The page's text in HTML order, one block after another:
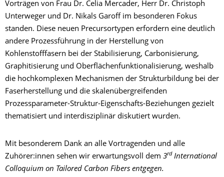
Vorträgen von Frau Dr. Celia Mercader, Herr Dr. Christoph
Unterweger und Dr. Nikals Garoff im besonderen Fokus
standen. Diese neuen Precursortypen erfordern eine deutlich
andere Prozessführung in der Herstellung von
Kohlenstofffasern bei der Stabilisierung, Carbonisierung,
Graphitisierung und Oberflächenfunktionalisierung, weshalb
die hochkomplexen Mechanismen der Strukturbildung bei der
Faserherstellung und die skalenübergreifenden
Prozessparameter-­Struktur-Eigenschafts-Beziehungen gezielt
thema­tisiert und interdisziplinär diskutiert wurden.
Mit besonderem Dank an alle Vortragenden und alle
Zuhörer:innen sehen wir erwartungsvoll dem 3rd International
Colloquium on Tailored Carbon Fibers entgegen.